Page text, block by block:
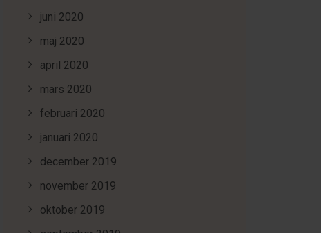
juni 2020
maj 2020
april 2020
mars 2020
februari 2020
januari 2020
december 2019
november 2019
oktober 2019